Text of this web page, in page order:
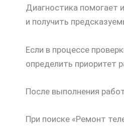
Диагностика помогает
и получить
Если в процессе
определить приоритет
После выполнения
При поиске «Ремонт